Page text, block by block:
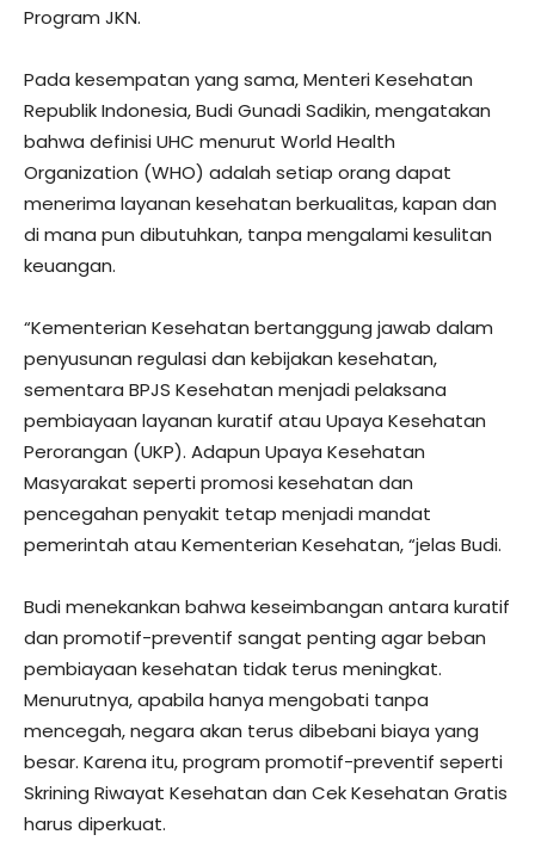
Program JKN.
Pada kesempatan yang sama, Menteri Kesehatan
Republik Indonesia, Budi Gunadi Sadikin, mengatakan
bahwa definisi UHC menurut World Health
Organization (WHO) adalah setiap orang dapat
menerima layanan kesehatan berkualitas, kapan dan
di mana pun dibutuhkan, tanpa mengalami kesulitan
keuangan.
“Kementerian Kesehatan bertanggung jawab dalam
penyusunan regulasi dan kebijakan kesehatan,
sementara BPJS Kesehatan menjadi pelaksana
pembiayaan layanan kuratif atau Upaya Kesehatan
Perorangan (UKP). Adapun Upaya Kesehatan
Masyarakat seperti promosi kesehatan dan
pencegahan penyakit tetap menjadi mandat
pemerintah atau Kementerian Kesehatan, “jelas Budi.
Budi menekankan bahwa keseimbangan antara kuratif
dan promotif-preventif sangat penting agar beban
pembiayaan kesehatan tidak terus meningkat.
Menurutnya, apabila hanya mengobati tanpa
mencegah, negara akan terus dibebani biaya yang
besar. Karena itu, program promotif-preventif seperti
Skrining Riwayat Kesehatan dan Cek Kesehatan Gratis
harus diperkuat.